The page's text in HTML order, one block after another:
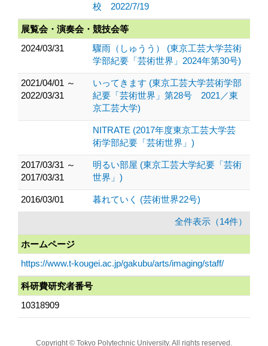
校 2022/7/19
展覧会・演奏会・競技会等
2024/03/31
驟雨（しゅうう） (東京工芸大学芸術
学部紀要「芸術世界」2024年第30号)
2021/04/01 ～
2022/03/31
いってきます (東京工芸大学芸術学部
紀要「芸術世界」第28号 2021／東
京工芸大学)
NITRATE (2017年度東京工芸大学芸
術学部紀要「芸術世界」)
2017/03/31 ～
2017/03/31
明るい部屋 (東京工芸大学紀要「芸術
世界」)
2016/03/01 暮れていく (芸術世界22号)
全件表示（14件）
ホームページ
https://www.t-kougei.ac.jp/gakubu/arts/imaging/staff/
科研費研究者番号
10318909
Copyright © Tokyo Polytechnic University. All rights reserved.